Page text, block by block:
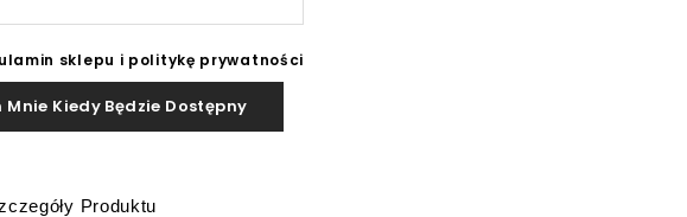
sklepu i politykę prywatności
Kiedy Będzie Dostępny
Produktu